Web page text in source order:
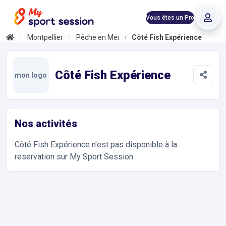
Vous êtes un Pro
Montpellier Pêche en Mer Côté Fish Expérience
mon logo Côté Fish Expérience
Nos activités
Côté Fish Expérience n'est pas disponible à la
reservation sur My Sport Session.